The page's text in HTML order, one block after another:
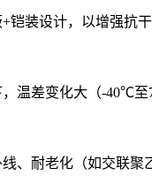
装设计，以增强抗干
温差变化大（-40℃至
、耐老化（如交联聚